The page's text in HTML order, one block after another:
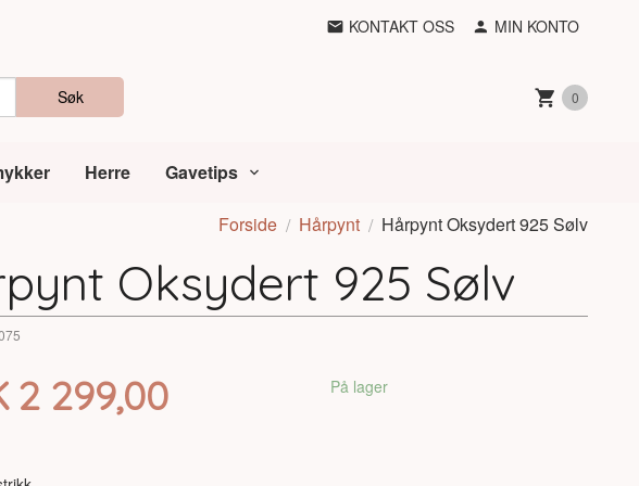
KONTAKT OSS MIN KONTO
Søk 0
Herre Gavetips
Forside Hårpynt Hårpynt Oksydert 925 Sølv
Oksydert 925 Sølv
2 299,00 På lager